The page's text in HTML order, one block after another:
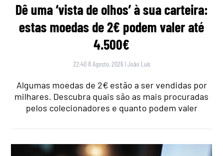
Dê uma ‘vista de olhos’ à sua carteira:
estas moedas de 2€ podem valer até
4.500€
22:40 8 Agosto, 2026 |João Luís
Algumas moedas de 2€ estão a ser vendidas por
milhares. Descubra quais são as mais procuradas
pelos colecionadores e quanto podem valer